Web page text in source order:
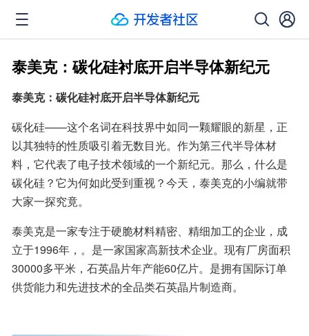
泰美克：碳化硅衬底开启半导体新纪元
泰美克：碳化硅衬底开启半导体新纪元
碳化硅——这个名词在科技界中如同一颗耀眼的新星，正
以其独特的性质吸引着无数目光。作为第三代半导体材
料，它代表了电子技术领域的一个新纪元。那么，什么是
碳化硅？它为何如此受到重视？今天，泰美克的小编就带
大家一探究竟。
泰美克是一家专注于硬脆材料精密、精细加工的企业，成
立于1996年，。是一家国家高新技术企业。现有厂房面积
30000多平米，石英晶片年产能60亿片。是拥有国际订单
供货能力和先进技术的全品类石英晶片制造商。